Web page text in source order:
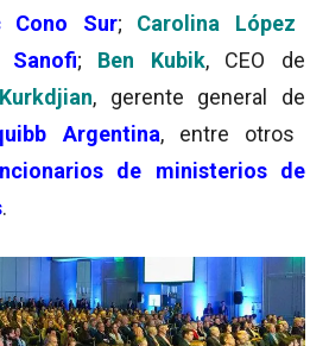
Cono Sur; Carolina López
Sanofi; Ben Kubik, CEO de
, gerente general de
Argentina, entre otros
de ministerios de
.